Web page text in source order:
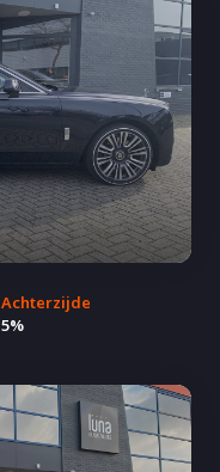
Achterzijde
5%